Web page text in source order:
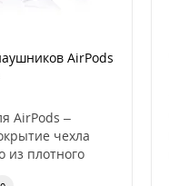
AirPods
AirPods –
чехла
из плотного